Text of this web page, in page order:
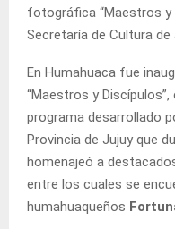
fotográfica “Maestros y
Secretaría de Cultura de
En Humahuaca fue
“Maestros y
programa desarrollado
Provincia de Jujuy que
homenajeó a
entre los cuales se
humahuaqueños